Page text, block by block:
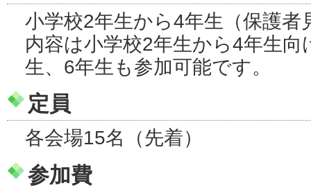
小学校2年生から4年生（保護者
内容は小学校2年生から4年生
生、6年生も参加可能です。
定員
各会場15名（先着）
参加費